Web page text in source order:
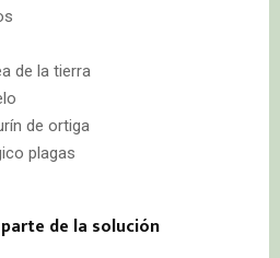
de la tierra
de ortiga
plagas
de la solución